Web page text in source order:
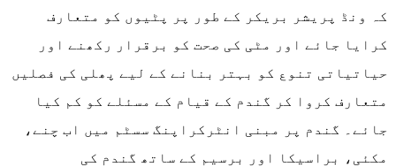
کہ ونڈ پریشر بریکر کے طور پر پٹیوں کو متعارف
کرایا جائے اور مٹی کی صحت کو برقرار رکھنے اور
حیاتیاتی تنوع کو بہتر بنانے کے لیے پھلی کی فصلیں
متعارف کروا کر گندم کے قیام کے مسئلے کو کم کیا
جائے۔ گندم پر مبنی انٹرکراپنگ سسٹم میں اب چنے،
مکئی، براسیکا اور برسیم کے ساتھ گندم کی